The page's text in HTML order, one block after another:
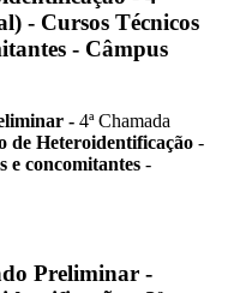
- Cursos Técnicos
- Câmpus
- 4ª Chamada
de Heteroidentificação -
e concomitantes -
Preliminar -